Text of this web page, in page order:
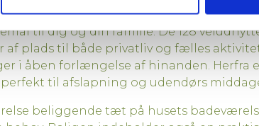
til dig og din familie. De 128
af plads til både privatliv og fælles
i åben forlængelse af hinanden. Herfra
til afslapning og udendørs
beliggende tæt på husets